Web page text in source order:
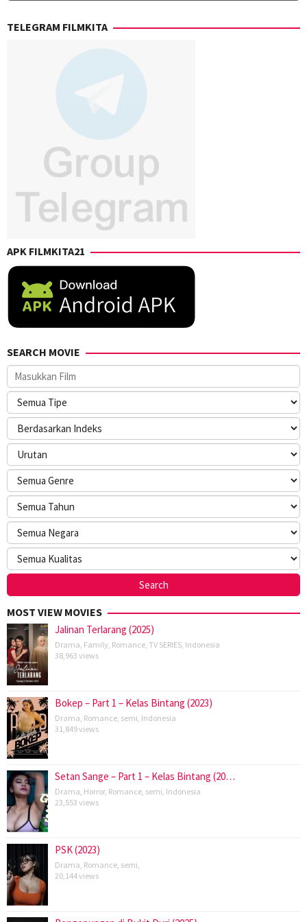
TELEGRAM FILMKITA
APK FILMKITA21
SEARCH MOVIE
MOST VIEW MOVIES
Jalinan Terlarang (2025)
Drama Family Romance TV SERIES Indonesia
38,963 views
Bokep – Part 1 – Kelas Bintang (2023)
Drama Romance semi Indonesia
31,849 views
Setan Sange – Part 1 – Kelas Bintang (20…
Drama Horror, Romance semi Indonesia
23,553 views
PSK (2023)
Drama Romance semi
20,144 views